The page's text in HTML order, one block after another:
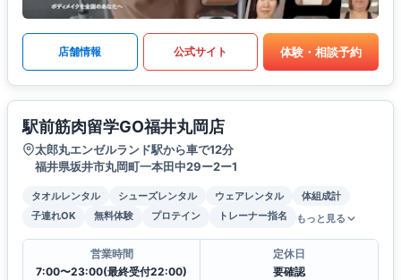
店舗情報 公式サイト 体験・相談予約
駅前筋肉留学GO福井丸岡店
太郎丸エンゼルランド駅から車で12分
福井県坂井市丸岡町一本田中29ー2ー1
タオルレンタル シューズレンタル ウェアレンタル
体組成計
子連れOK
無料体験 プロテイン トレーナー指名 もっと見る
営業時間
7:00〜23:00(最終受付22:00)
定休日
要確認